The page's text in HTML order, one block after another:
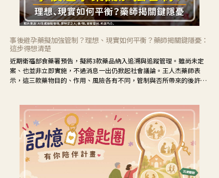
事後避孕藥擬加強管制？理想、現實如何平衡？藥師揭關鍵隱憂：
這步得想清楚
近期衛福部食藥署預告，擬將3款藥品納入追溯與追蹤管理。雖尚未定
案、也並非立即實施，不過消息一出仍掀起社會議論。王人杰藥師表
示，這三款藥物目的、作用、風險各有不同，管制與否所帶來的後許影